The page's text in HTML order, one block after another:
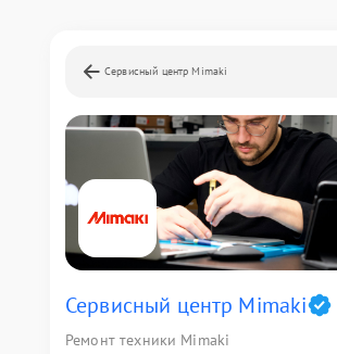
Сервисный центр Mimaki
Сервисный центр Mimaki
Ремонт техники Mimaki